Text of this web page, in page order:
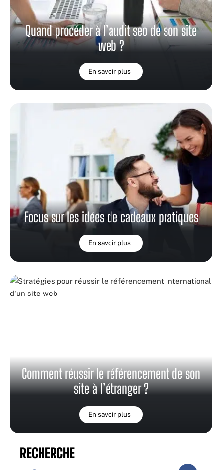
Quand procéder à l’audit seo de son site
web ?
En savoir plus
Focus sur les idées de cadeaux pratiques
En savoir plus
Comment réussir le référencement de son
site à l’étranger ?
En savoir plus
RECHERCHE